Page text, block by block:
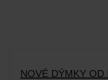
NOVÉ DÝMKY OD